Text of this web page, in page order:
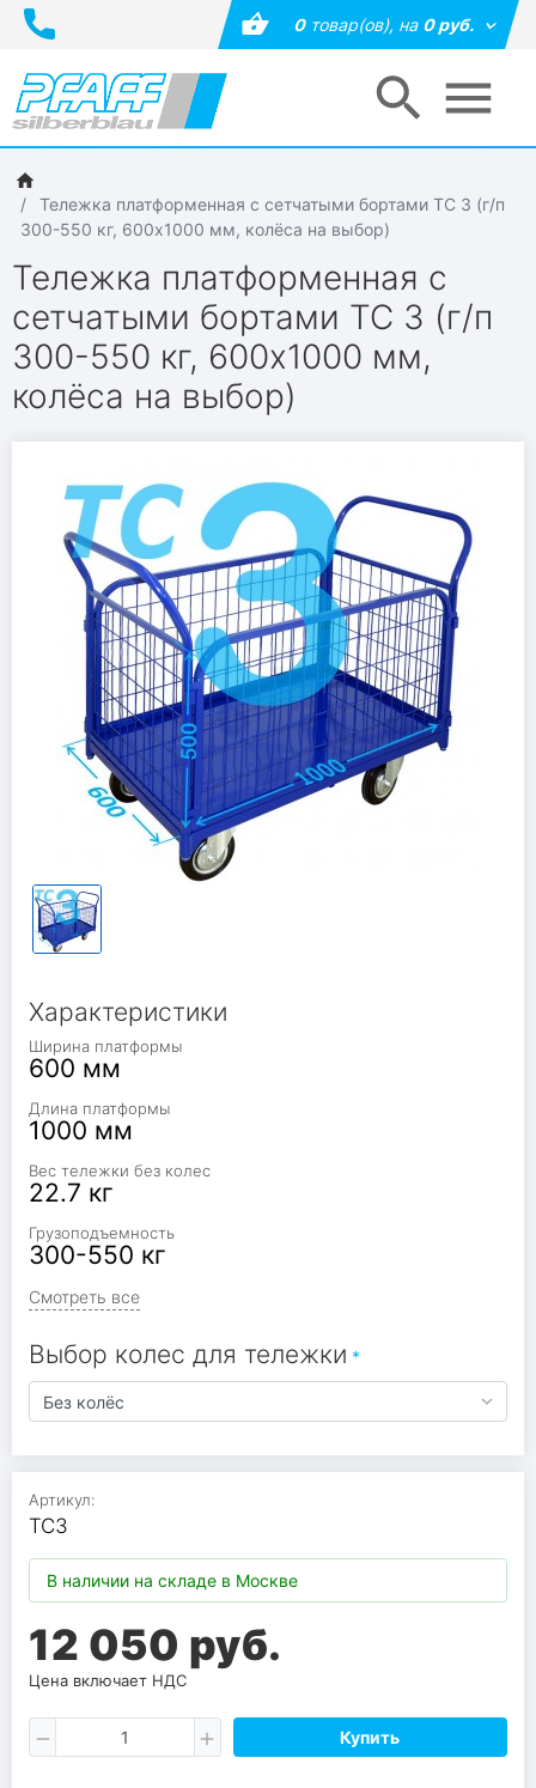
0товар(ов),на0 руб.
Тележка платформенная с сетчатыми бортами ТС 3 (г/п
300-550 кг, 600х1000 мм, колёса на выбор)
Тележка платформенная с
сетчатыми бортами ТС 3 (г/п
300-550 кг, 600х1000 мм,
колёса на выбор)
Характеристики
Ширина платформы
600 мм
Длина платформы
1000 мм
Вес тележки без колес
22.7 кг
Грузоподъемность
300-550 кг
Смотреть все
Выбор колес для тележки
Артикул:
ТС3
В наличии на складе в Москве
12 050 руб.
Цена включает НДС
Купить